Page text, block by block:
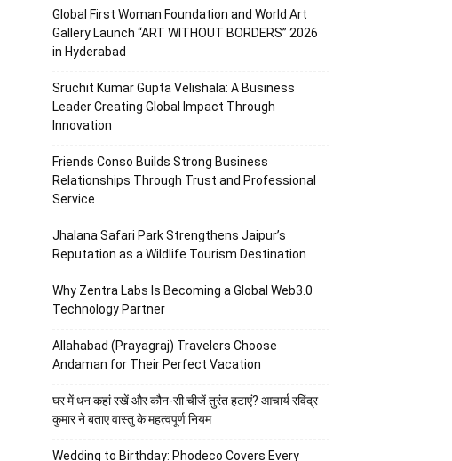
Global First Woman Foundation and World Art
Gallery Launch “ART WITHOUT BORDERS” 2026
in Hyderabad
Sruchit Kumar Gupta Velishala: A Business
Leader Creating Global Impact Through
Innovation
Friends Conso Builds Strong Business
Relationships Through Trust and Professional
Service
Jhalana Safari Park Strengthens Jaipur’s
Reputation as a Wildlife Tourism Destination
Why Zentra Labs Is Becoming a Global Web3.0
Technology Partner
Allahabad (Prayagraj) Travelers Choose
Andaman for Their Perfect Vacation
घर में धन कहां रखें और कौन-सी चीजें तुरंत हटाएं? आचार्य रविंद्र
कुमार ने बताए वास्तु के महत्वपूर्ण नियम
Wedding to Birthday: Phodeco Covers Every